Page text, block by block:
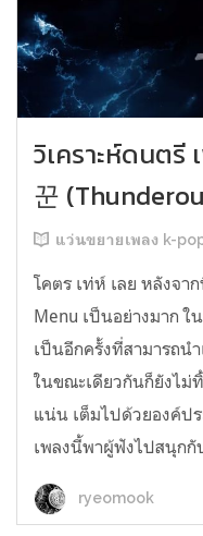
วิเคราะห์ดนตรี
꾼
แว่นขยายเพลง k-
โคตร เท่ห์ เลย หลังจา
Menu เป็นอย่างมาก ใ
เป็นอีกครั้งที่สามารถน
ในขณะเดียวกันก็ยังไม่
แน่น เต็มไปด้วยองค์ป
เพลงนี้พาผู้ฟังไปสนุกกั
ryeomook